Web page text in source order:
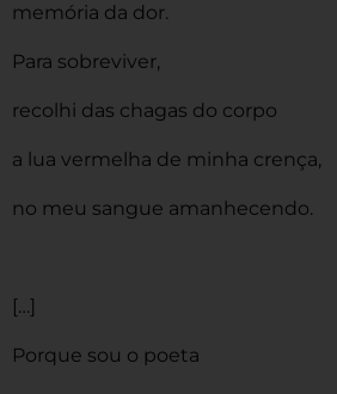
memória da dor.
Para sobreviver,
recolhi das chagas do corpo
a lua vermelha de minha crença,
no meu sangue amanhecendo.
[…]
Porque sou o poeta